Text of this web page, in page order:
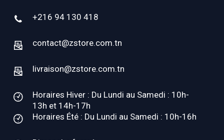
+216 94 130 418
contact@zstore.com.tn
livraison@zstore.com.tn
Horaires Hiver : Du Lundi au Samedi : 10h-
13h et 14h-17h
Horaires Été : Du Lundi au Samedi : 10h-16h